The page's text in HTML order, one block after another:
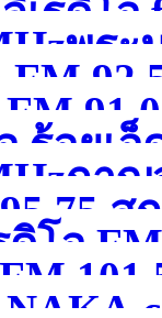
รดิโอ
(จังหวั
พร
า )
FM
FM
ร้อยเอ็
กา
ส
โอ